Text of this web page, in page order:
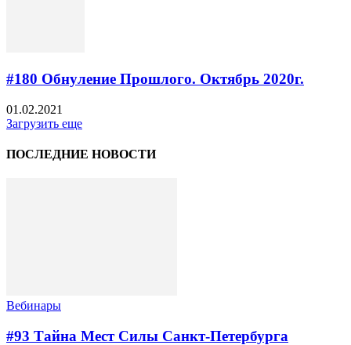
#180 Обнуление Прошлого. Октябрь 2020г.
01.02.2021
Загрузить еще
ПОСЛЕДНИЕ НОВОСТИ
Вебинары
#93 Тайна Мест Силы Санкт-Петербурга